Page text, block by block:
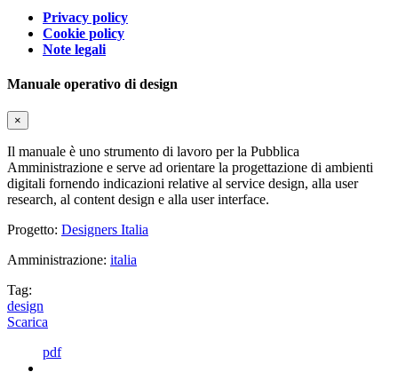
Privacy policy
Cookie policy
Note legali
Manuale operativo di design
×
Il manuale è uno strumento di lavoro per la Pubblica
Amministrazione e serve ad orientare la progettazione di ambienti
digitali fornendo indicazioni relative al service design, alla user
research, al content design e alla user interface.
Progetto: Designers Italia
Amministrazione: italia
Tag:
design
Scarica
pdf